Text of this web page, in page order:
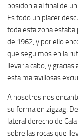
posidonia al final de
Es todo un placer
toda esta zona
de 1962, y por ello
que seguimos en la
llevar a cabo, y
esta maravillosas
A nosotros nos
su forma en zigzag.
lateral derecho de
sobre las rocas que